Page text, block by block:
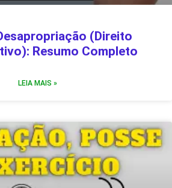
(Direito
Resumo Completo
LEIA MAIS »